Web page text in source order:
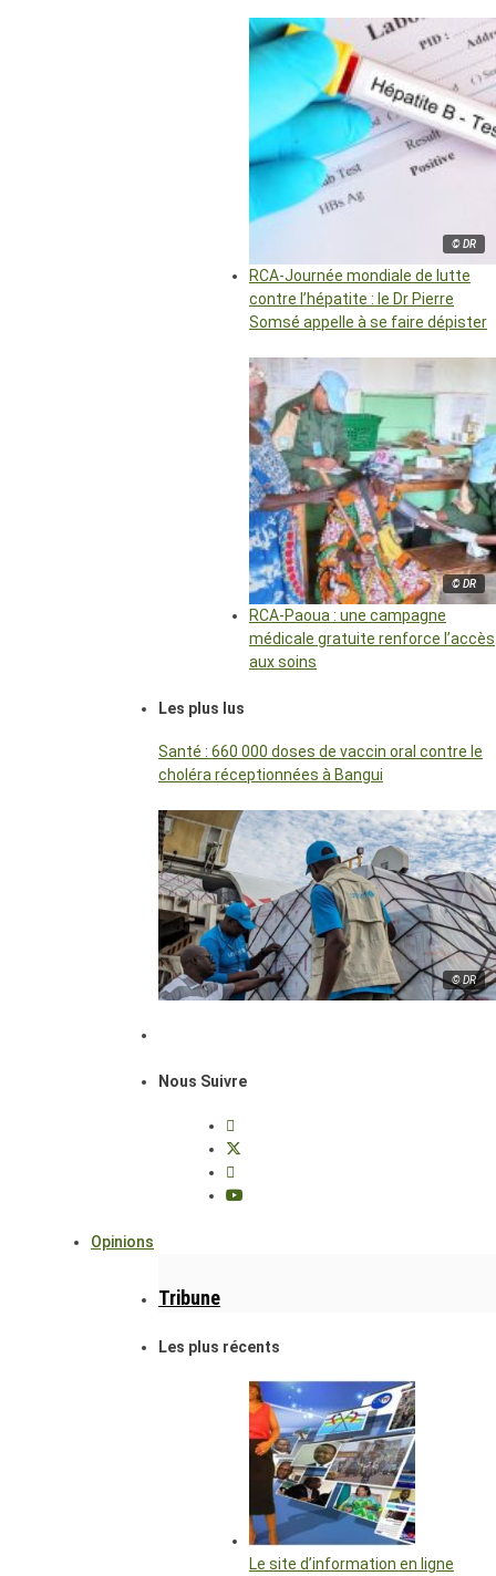
© DR
RCA-Journée mondiale de lutte
contre l’hépatite : le Dr Pierre
Somsé appelle à se faire dépister
© DR
RCA-Paoua : une campagne
médicale gratuite renforce l’accès
aux soins
Les plus lus
Santé : 660 000 doses de vaccin oral contre le
choléra réceptionnées à Bangui
© DR
Nous Suivre
Opinions
Tribune
Les plus récents
Le site d’information en ligne